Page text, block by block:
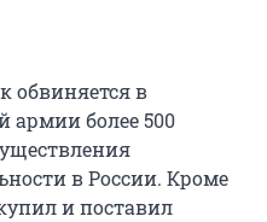
обвиняется в
армии более 500
в России. Кроме
и поставил